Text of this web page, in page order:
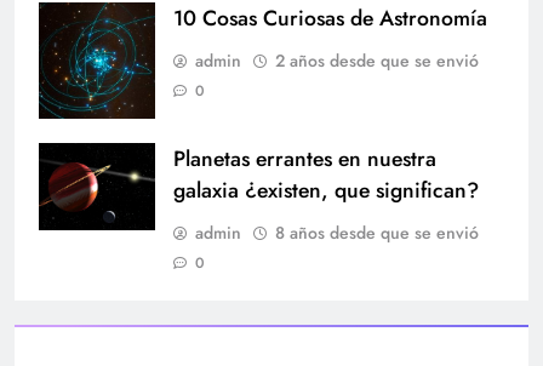
10 Cosas Curiosas de Astronomía
admin 2 años desde que se envió
0
Planetas errantes en nuestra
galaxia ¿existen, que significan?
admin 8 años desde que se envió
0